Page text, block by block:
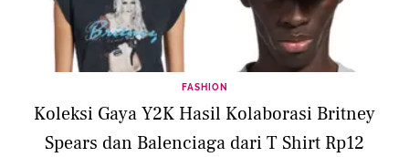
FASHION
Koleksi Gaya Y2K Hasil Kolaborasi Britney
Spears dan Balenciaga dari T Shirt Rp12